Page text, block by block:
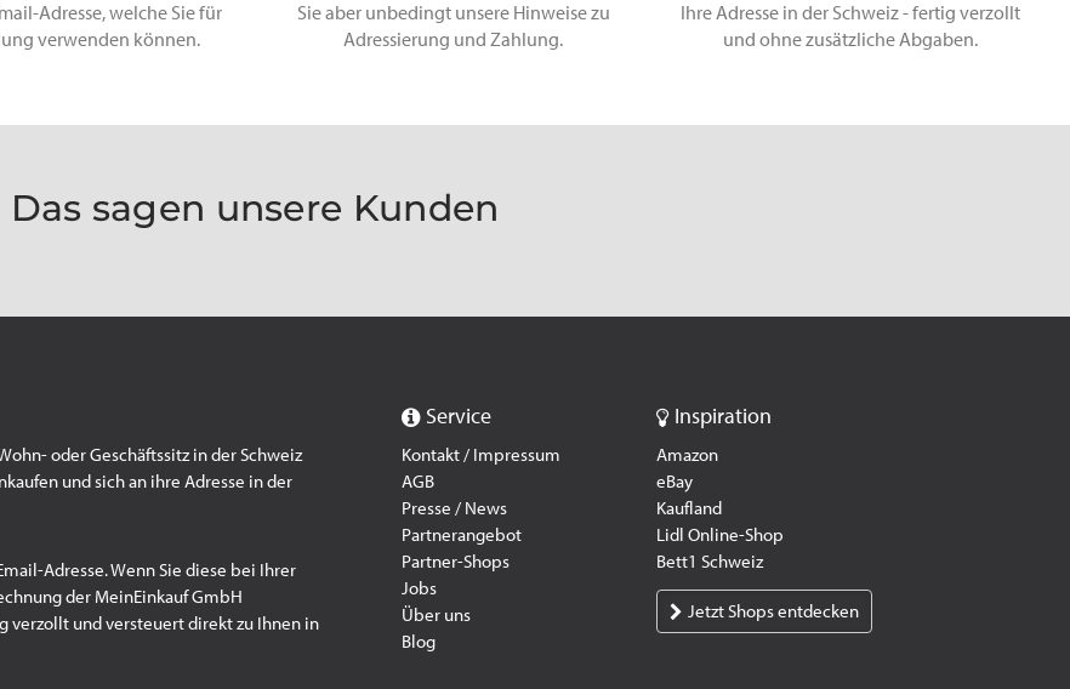
Adresse, welche Sie für
verwenden können.
Sie aber unbedingt unsere Hinweise zu
Adressierung und Zahlung.
Ihre Adresse in der Schweiz - fertig verzollt
und ohne zusätzliche Abgaben.
Das sagen unsere Kunden
oder Geschäftssitz in der Schweiz
und sich an ihre Adresse in der
Adresse. Wenn Sie diese bei Ihrer
der MeinEinkauf GmbH
verzollt und versteuert direkt zu Ihnen in
Service
Kontakt / Impressum
AGB
Presse / News
Partnerangebot
Partner-Shops
Jobs
Über uns
Blog
Inspiration
Amazon
eBay
Kaufland
Lidl Online-Shop
Bett1 Schweiz
Jetzt Shops entdecken